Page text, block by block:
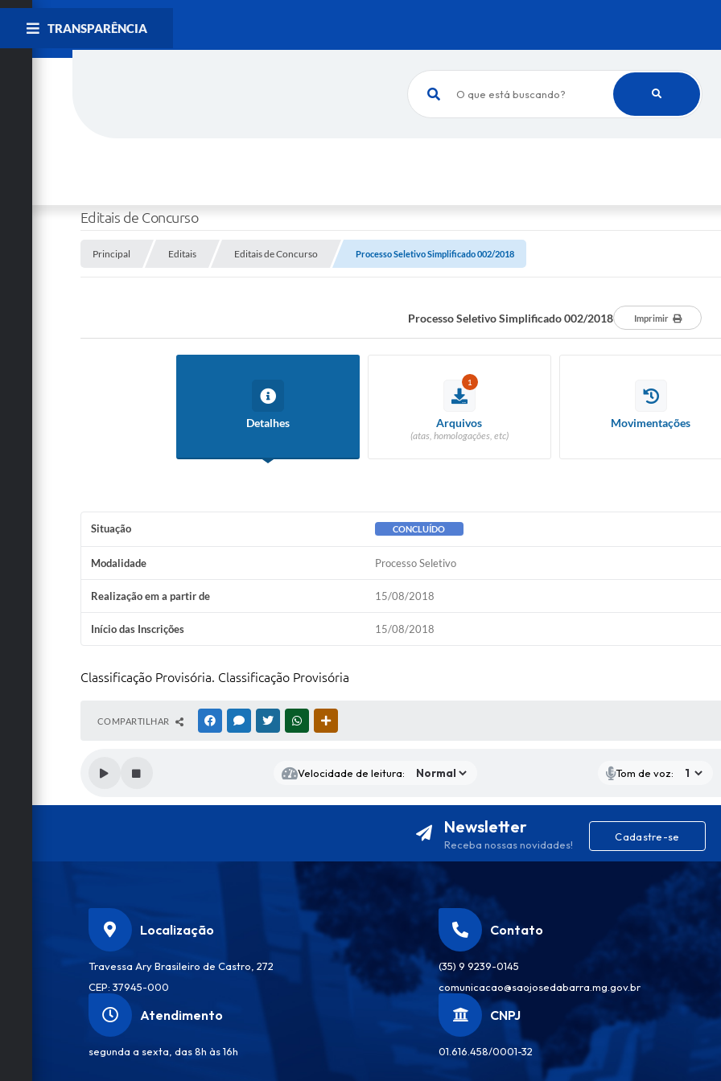
O que está buscando?
TRANSPARÊNCIA
Editais de Concurso
Principal Editais Editais de Concurso Processo Seletivo Simplificado 002/2018
Processo Seletivo Simplificado 002/2018 Imprimir
Detalhes
1
Arquivos
(atas, homologações, etc)
Movimentações
Situação CONCLUÍDO
Modalidade Processo Seletivo
Realização em a partir de 15/08/2018
Início das Inscrições 15/08/2018
Classificação Provisória. Classificação Provisória
COMPARTILHAR FACEBOOKMESSENGER
TWITTERWHATSAPP
Velocidade de leitura: Tom de voz:
Newsletter
Receba nossas novidades!
Cadastre-se
Localização
Travessa Ary Brasileiro de Castro, 272
CEP: 37945-000
Contato
(35) 9 9239-0145
comunicacao@saojosedabarra.mg.gov.br
Atendimento
segunda a sexta, das 8h às 16h
CNPJ
01.616.458/0001-32